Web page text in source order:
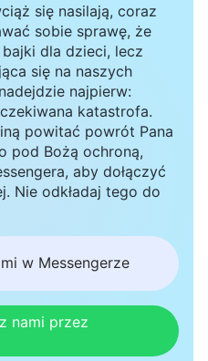
się nasilają, coraz
sobie sprawę, że
dla dzieci, lecz
się na naszych
najpierw:
katastrofa.
powitać powrót Pana
pod Bożą ochroną,
aby dołączyć
Nie odkładaj tego do
w Messengerze
nami przez